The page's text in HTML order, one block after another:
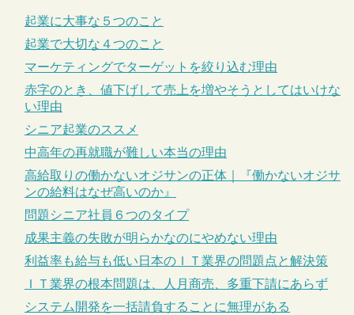
起業に大事な５つのこと
起業で大切な４つのこと
マーケティングでターゲットを絞り込む理由
赤字のとき、値下げして売上を増やそうとしてはいけな
い理由
シニア起業のススメ
中高年の再就職が難しい本当の理由
高給取りの働かないオジサンの正体｜『働かないオジサ
ンの給料はなぜ高いのか』
問題シニア社員６つのタイプ
成果主義の失敗が明らかなのにやめない理由
利益率も給与も低い日本のＩＴ業界の問題点と解決策
ＩＴ業界の根本問題は、人月商売、多重下請にあらず
システム開発を一括請負することに無理がある